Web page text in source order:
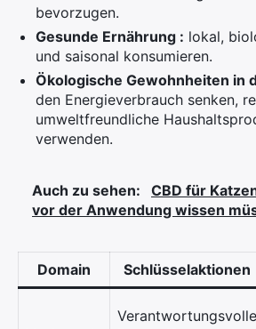
bevorzugen.
Gesunde Ernährung : lokal,
und saisonal konsumieren.
Ökologische Gewohnheiten in
den Energieverbrauch senken,
umweltfreundliche
verwenden.
Auch zu sehen:
CBD für
vor der Anwendung wissen
Domain Schlüsselaktionen
Verantwortungsvolle